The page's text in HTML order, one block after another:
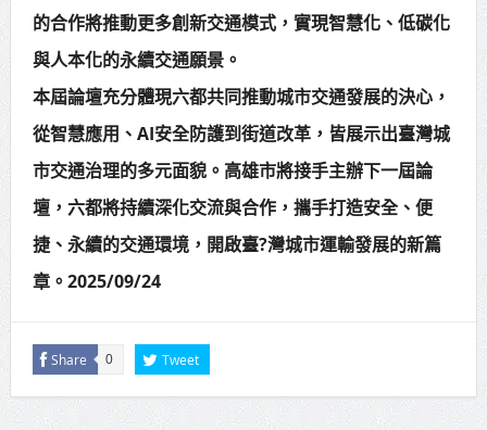
的合作將推動更多創新交通模式，實現智慧化、低碳化
與人本化的永續交通願景。
本屆論壇充分體現六都共同推動城市交通發展的決心，
從智慧應用、AI安全防護到街道改革，皆展示出臺灣城
市交通治理的多元面貌。高雄市將接手主辦下一屆論
壇，六都將持續深化交流與合作，攜手打造安全、便
捷、永續的交通環境，開啟臺?灣城市運輸發展的新篇
章。2025/09/24
Share 0 Tweet